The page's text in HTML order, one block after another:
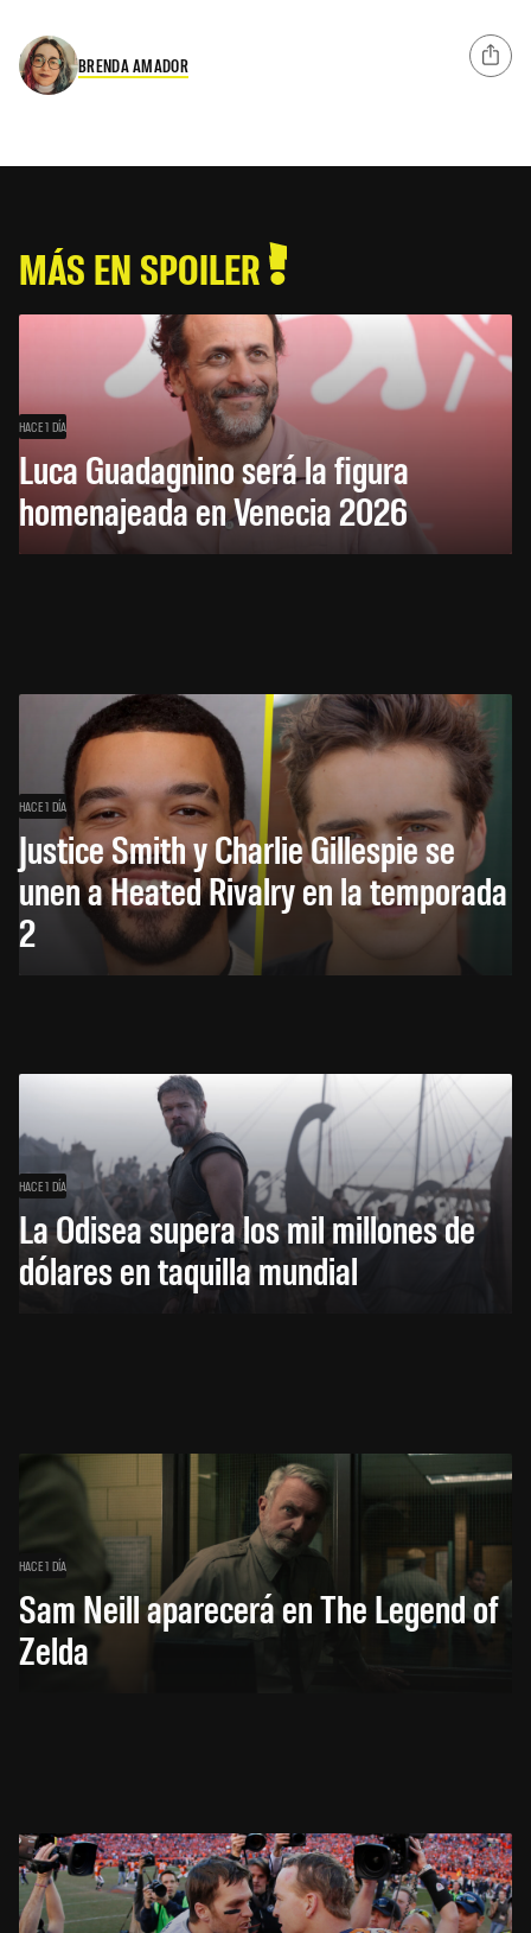
BRENDA AMADOR
MÁS EN SPOILER
HACE 1 DÍA
Luca Guadagnino será la figura
homenajeada en Venecia 2026
HACE 1 DÍA
Justice Smith y Charlie Gillespie se
unen a Heated Rivalry en la temporada
2
HACE 1 DÍA
La Odisea supera los mil millones de
dólares en taquilla mundial
HACE 1 DÍA
Sam Neill aparecerá en The Legend of
Zelda